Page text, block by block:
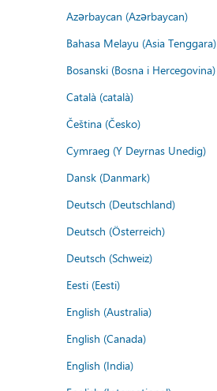
Azərbaycan (Azərbaycan)
Bahasa Melayu (Asia Tenggara)
Bosanski (Bosna i Hercegovina)
Català (català)
Čeština (Česko)
Cymraeg (Y Deyrnas Unedig)
Dansk (Danmark)
Deutsch (Deutschland)
Deutsch (Österreich)
Deutsch (Schweiz)
Eesti (Eesti)
English (Australia)
English (Canada)
English (India)